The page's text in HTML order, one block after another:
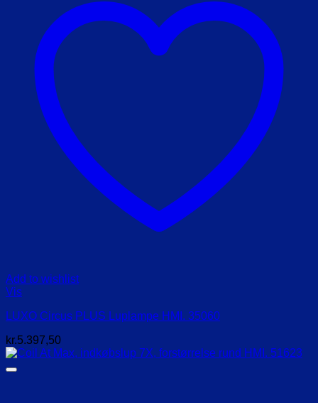
Add to wishlist
Vis
LUXO Circus PLUS Luplampe HMI. 35060
kr.5.397,50